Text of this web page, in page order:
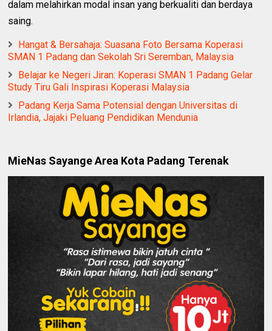
dalam melahirkan modal insan yang berkualiti dan berdaya
saing.
Hangat & Bersahaja: Suasana Foto Bersama Koperasi
SMAN 1 Padang dan Sekolah Sri Seremban, Malaysia
Belajar ke Negeri Jiran: Koperasi SMAN 1 Padang Gelar
Study Tiru Gali Inspirasi Koperasi Malaysia ‎
Padang Kerja Sama Potensial dengan Universitas di
Irlandia, Jajaki Peluang Pendidikan Mendunia
MieNas Sayange Area Kota Padang Terenak